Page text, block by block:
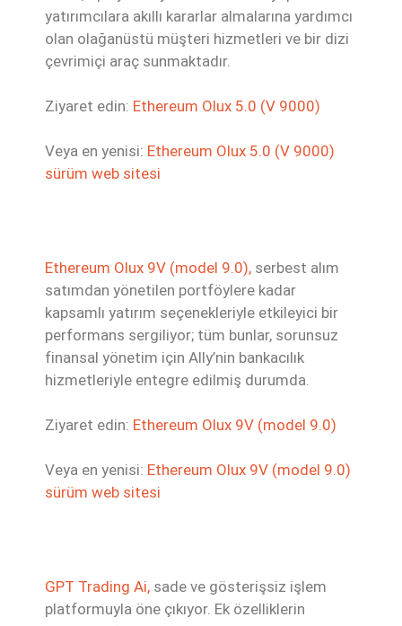
yatırımcılara akıllı kararlar almalarına yardımcı
olan olağanüstü müşteri hizmetleri ve bir dizi
çevrimiçi araç sunmaktadır.
Ziyaret edin: Ethereum Olux 5.0 (V 9000)
Veya en yenisi: Ethereum Olux 5.0 (V 9000)
sürüm web sitesi
Ethereum Olux 9V (model 9.0), serbest alım
satımdan yönetilen portföylere kadar
kapsamlı yatırım seçenekleriyle etkileyici bir
performans sergiliyor; tüm bunlar, sorunsuz
finansal yönetim için Ally’nin bankacılık
hizmetleriyle entegre edilmiş durumda.
Ziyaret edin: Ethereum Olux 9V (model 9.0)
Veya en yenisi: Ethereum Olux 9V (model 9.0)
sürüm web sitesi
GPT Trading Ai, sade ve gösterişsiz işlem
platformuyla öne çıkıyor. Ek özelliklerin